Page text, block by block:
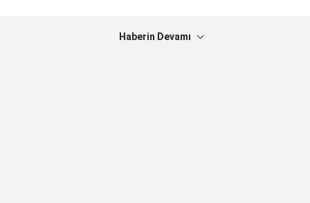
Haberin Devamı